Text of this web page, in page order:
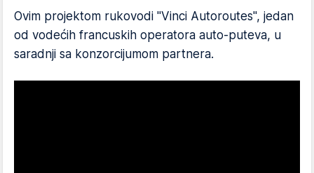
Ovim projektom rukovodi "Vinci Autoroutes", jedan
od vodećih francuskih operatora auto-puteva, u
saradnji sa konzorcijumom partnera.